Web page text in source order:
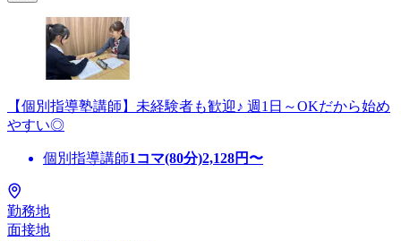
【個別指導塾講師】未経験者も歓迎♪ 週1日～OKだから始め
やすい◎
個別指導講師1コマ(80分)2,128円〜
勤務地
面接地